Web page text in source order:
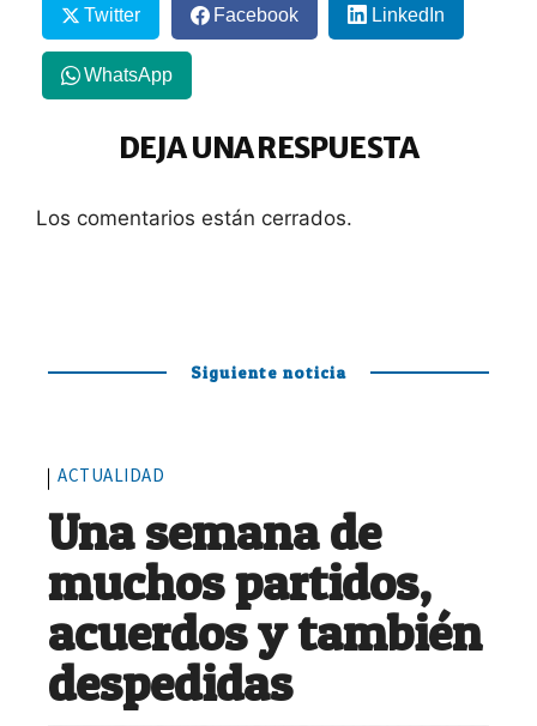
Twitter Facebook LinkedIn
WhatsApp
DEJA UNA RESPUESTA
Los comentarios están cerrados.
Siguiente noticia
ACTUALIDAD
Una semana de
muchos partidos,
acuerdos y también
despedidas